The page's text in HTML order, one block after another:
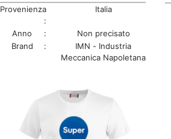
Provenienza
:
Italia
Anno :
Non precisato
Brand
:
IMN - Industria
Meccanica Napoletana